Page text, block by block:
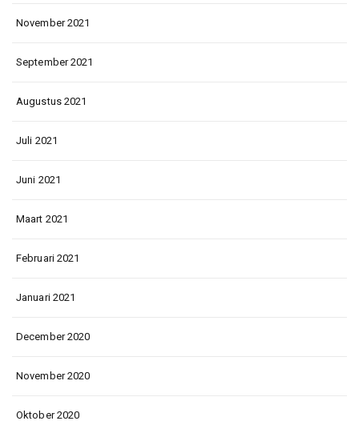
November 2021
September 2021
Augustus 2021
Juli 2021
Juni 2021
Maart 2021
Februari 2021
Januari 2021
December 2020
November 2020
Oktober 2020